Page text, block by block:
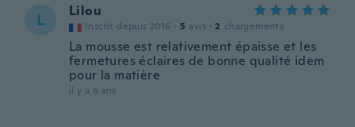
L Lilou
Inscrit depuis 2016 · 5 avis · 2 chargements
La mousse est relativement épaisse et les
fermetures éclaires de bonne qualité idem
pour la matière
il y a 6 ans